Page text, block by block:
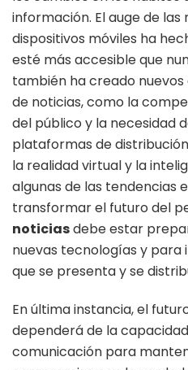
información. El auge de las
dispositivos móviles ha
esté más accesible que
también ha creado
de noticias, como la
del público y la necesidad
plataformas de
la realidad virtual y la
algunas de las tendencias
transformar el futuro del
noticiasdebe estar
nuevas tecnologías y para
que se presenta y se
En última instancia, el
dependerá de la
comunicación para